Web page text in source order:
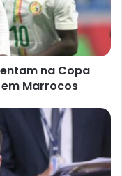
na Copa
Marrocos